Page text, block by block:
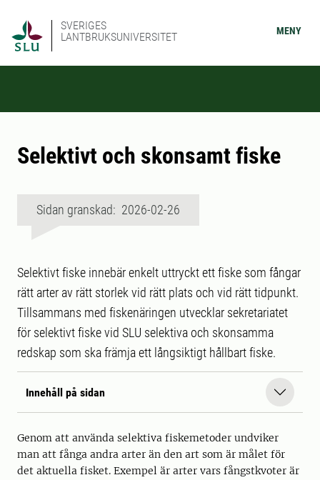
SVERIGES
LANTBRUKSUNIVERSITET
MENY
Selektivt och skonsamt fiske
Sidan granskad: 2026-02-26
Selektivt fiske innebär enkelt uttryckt ett fiske som fångar
rätt arter av rätt storlek vid rätt plats och vid rätt tidpunkt.
Tillsammans med fiskenäringen utvecklar sekretariatet
för selektivt fiske vid SLU selektiva och skonsamma
redskap som ska främja ett långsiktigt hållbart fiske.
Innehåll på sidan
Genom att använda selektiva fiskemetoder undviker
man att fånga andra arter än den art som är målet för
det aktuella fisket. Exempel är arter vars fångstkvoter är